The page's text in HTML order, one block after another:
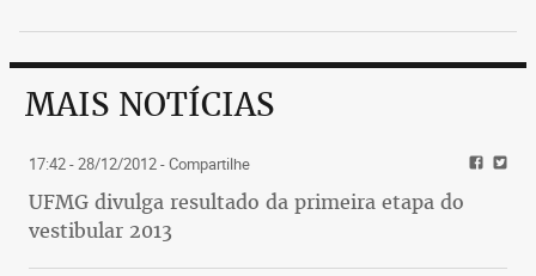
MAIS NOTÍCIAS
17:42 - 28/12/2012- Compartilhe
UFMG divulga resultado da primeira etapa do
vestibular 2013